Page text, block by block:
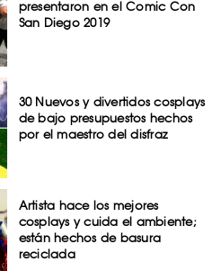
presentaron en el Comic Con
San Diego 2019
30 Nuevos y divertidos cosplays
de bajo presupuestos hechos
por el maestro del disfraz
Artista hace los mejores
cosplays y cuida el ambiente;
están hechos de basura
reciclada